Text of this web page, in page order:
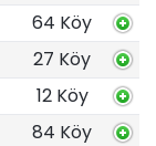
64 Köy
27 Köy
12 Köy
84 Köy